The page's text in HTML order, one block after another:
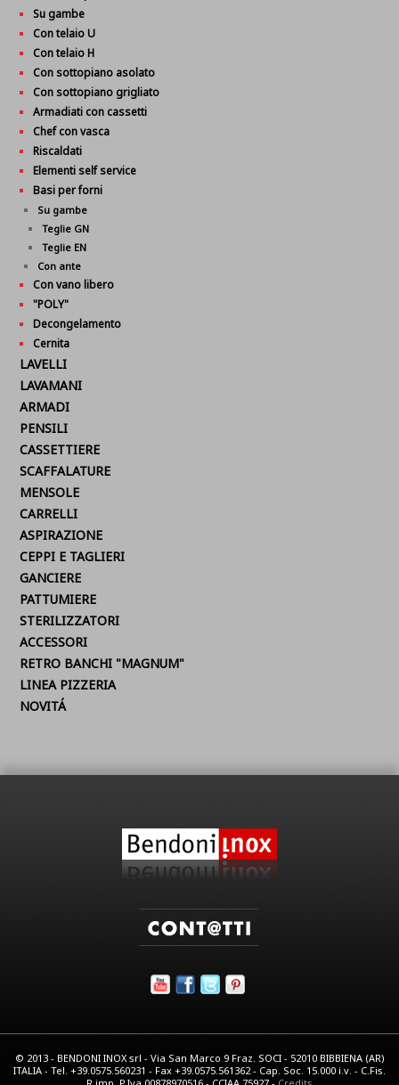
Su gambe
Con telaio U
Con telaio H
Con sottopiano asolato
Con sottopiano grigliato
Armadiati con cassetti
Chef con vasca
Riscaldati
Elementi self service
Basi per forni
Su gambe
Teglie GN
Teglie EN
Con ante
Con vano libero
"POLY"
Decongelamento
Cernita
LAVELLI
LAVAMANI
ARMADI
PENSILI
CASSETTIERE
SCAFFALATURE
MENSOLE
CARRELLI
ASPIRAZIONE
CEPPI E TAGLIERI
GANCIERE
PATTUMIERE
STERILIZZATORI
ACCESSORI
RETRO BANCHI "MAGNUM"
LINEA PIZZERIA
NOVITÁ
© 2013 - BENDONI INOX srl - Via San Marco 9 Fraz. SOCI - 52010 BIBBIENA (AR)
ITALIA - Tel. +39.0575.560231 - Fax +39.0575.561362 - Cap. Soc. 15.000 i.v. - C.Fis.